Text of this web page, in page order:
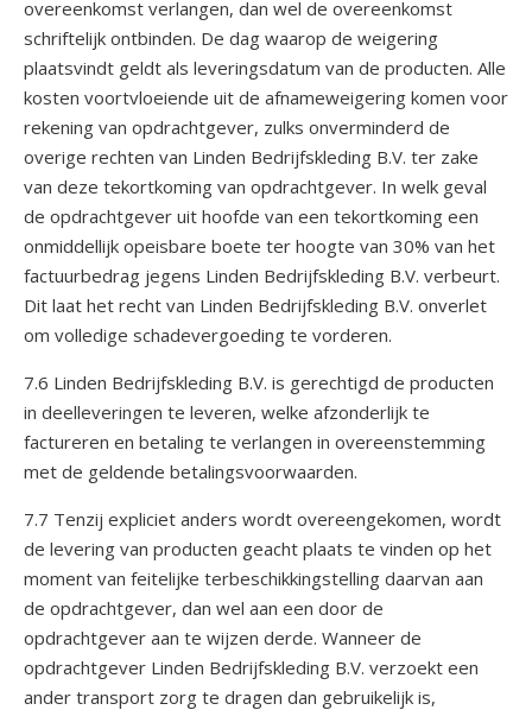
overeenkomst verlangen, dan wel de overeenkomst
schriftelijk ontbinden. De dag waarop de weigering
plaatsvindt geldt als leveringsdatum van de producten. Alle
kosten voortvloeiende uit de afnameweigering komen voor
rekening van opdrachtgever, zulks onverminderd de
overige rechten van Linden Bedrijfskleding B.V. ter zake
van deze tekortkoming van opdrachtgever. In welk geval
de opdrachtgever uit hoofde van een tekortkoming een
onmiddellijk opeisbare boete ter hoogte van 30% van het
factuurbedrag jegens Linden Bedrijfskleding B.V. verbeurt.
Dit laat het recht van Linden Bedrijfskleding B.V. onverlet
om volledige schadevergoeding te vorderen.
7.6 Linden Bedrijfskleding B.V. is gerechtigd de producten
in deelleveringen te leveren, welke afzonderlijk te
factureren en betaling te verlangen in overeenstemming
met de geldende betalingsvoorwaarden.
7.7 Tenzij expliciet anders wordt overeengekomen, wordt
de levering van producten geacht plaats te vinden op het
moment van feitelijke terbeschikkingstelling daarvan aan
de opdrachtgever, dan wel aan een door de
opdrachtgever aan te wijzen derde. Wanneer de
opdrachtgever Linden Bedrijfskleding B.V. verzoekt een
ander transport zorg te dragen dan gebruikelijk is,